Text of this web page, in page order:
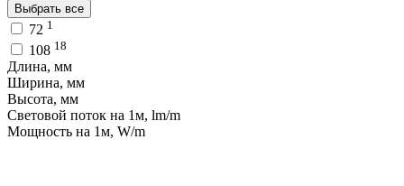
Выбрать все
72 1
108 18
Длина, мм
Ширина, мм
Высота, мм
Световой поток на 1м, lm/m
Мощность на 1м, W/m